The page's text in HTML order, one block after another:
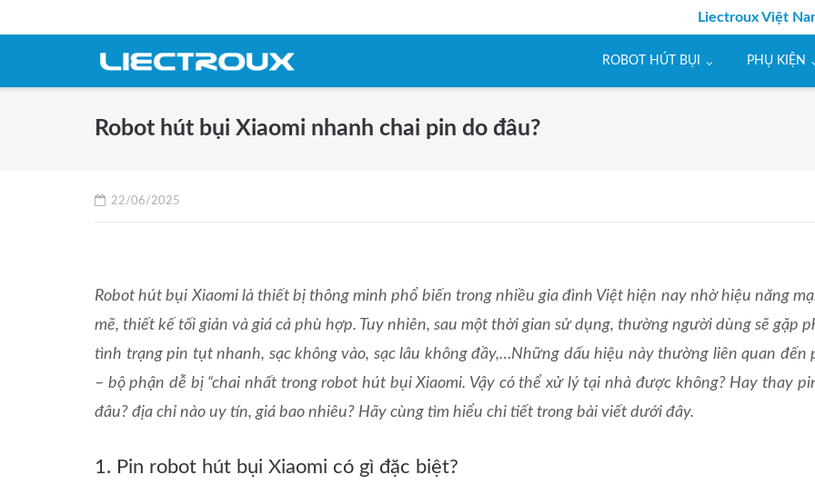
Liectroux Việt
ROBOT HÚT BỤI PHỤ KIỆN
Robot hút bụi Xiaomi nhanh chai pin do đâu?
22/06/2025
Robot hút bụi Xiaomi là thiết bị thông minh phổ biến trong nhiều gia đình Việt hiện nay nhờ hiệu năng
mẽ, thiết kế tối giản và giá cả phù hợp. Tuy nhiên, sau một thời gian sử dụng, thường người dùng sẽ gặp
tình trạng pin tụt nhanh, sạc không vào, sạc lâu không đầy,…Những dấu hiệu này thường liên quan đến
– bộ phận dễ bị “chai nhất trong robot hút bụi Xiaomi. Vậy có thể xử lý tại nhà được không? Hay thay
đâu? địa chỉ nào uy tín, giá bao nhiêu? Hãy cùng tìm hiểu chi tiết trong bài viết dưới đây.
1. Pin robot hút bụi Xiaomi có gì đặc biệt?